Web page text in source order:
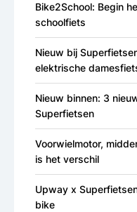
Bike2School: Begin
schoolfiets
Nieuw bij
elektrische
Nieuw binnen: 3
Superfietsen
Voorwielmotor,
is het verschil
Upway x
bike